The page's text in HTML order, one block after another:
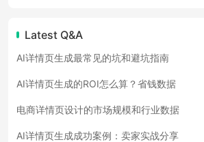
Latest Q&A
AI详情页生成最常见的坑和避坑指南
AI详情页生成的ROI怎么算？省钱数据
电商详情页设计的市场规模和行业数据
AI详情页生成成功案例：卖家实战分享